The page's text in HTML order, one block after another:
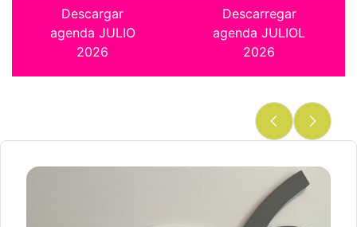
Descargar
agenda JULIO
2026
Descarregar
agenda JULIOL
2026